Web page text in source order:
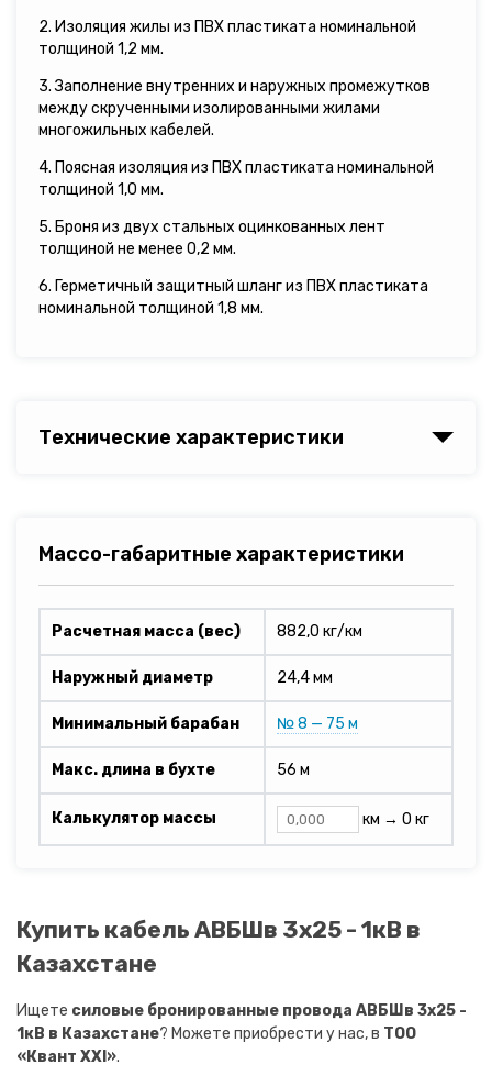
2. Изоляция жилы из ПВХ пластиката номинальной
толщиной 1,2 мм.
3. Заполнение внутренних и наружных промежутков
между скрученными изолированными жилами
многожильных кабелей.
4. Поясная изоляция из ПВХ пластиката номинальной
толщиной 1,0 мм.
5. Броня из двух стальных оцинкованных лент
толщиной не менее 0,2 мм.
6. Герметичный защитный шланг из ПВХ пластиката
номинальной толщиной 1,8 мм.
Технические характеристики
Массо-габаритные характеристики
Расчетная масса (вес) 882,0 кг/км
Наружный диаметр 24,4 мм
Минимальный барабан № 8 — 75 м
Макс. длина в бухте 56 м
Калькулятор массы км → 0 кг
Купить кабель АВБШв 3х25 - 1кВ в
Казахстане
Ищете силовые бронированные провода АВБШв 3х25 -
1кВ в Казахстане? Можете приобрести у нас, в ТОО
«Квант XXI».